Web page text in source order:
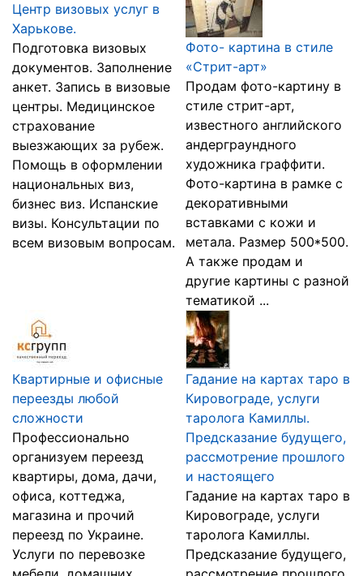
Центр визовых услуг в
Харькове.
Подготовка визовых
документов. Заполнение
анкет. Запись в визовые
центры. Медицинское
страхование
выезжающих за рубеж.
Помощь в оформлении
национальных виз,
бизнес виз. Испанские
визы. Консультации по
всем визовым вопросам.
Фото- картина в стиле
«Стрит-арт»
Продам фото-картину в
стиле стрит-арт,
известного английского
андерграундного
художника граффити.
Фото-картина в рамке с
декоративными
вставками с кожи и
метала. Размер 500*500.
А также продам и
другие картины с разной
тематикой ...
Квартирные и офисные
переезды любой
сложности
Профессионально
организуем переезд
квартиры, дома, дачи,
офиса, коттеджа,
магазина и прочий
переезд по Украине.
Услуги по перевозке
Гадание на картах таро в
Кировограде, услуги
таролога Камиллы.
Предсказание будущего,
рассмотрение прошлого
и настоящего
Гадание на картах таро в
Кировограде, услуги
таролога Камиллы.
Предсказание будущего,